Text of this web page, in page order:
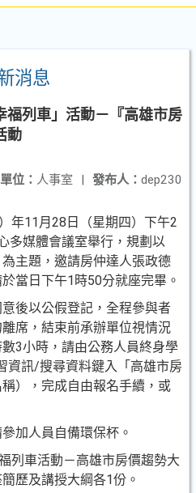
消息
福列車」活動－『高雄市房
動
發布人： dep230
位： 人事室 |
年11月28日（星期四）下午2
多媒體會議室舉行，規劃以
主題，邀請房仲達人張政德
當日下午1時50分就座完畢。
後以公假登記，全程參與者
席，結束前承辦單位視情況
3小時，請由公務人員終身學
資訊/搜尋資料鍵入「高雄市房
），完成自由報名手續，或
加人員自備環保杯。
列車活動－高雄市房價趨勢大
歷及講授大綱各1份。